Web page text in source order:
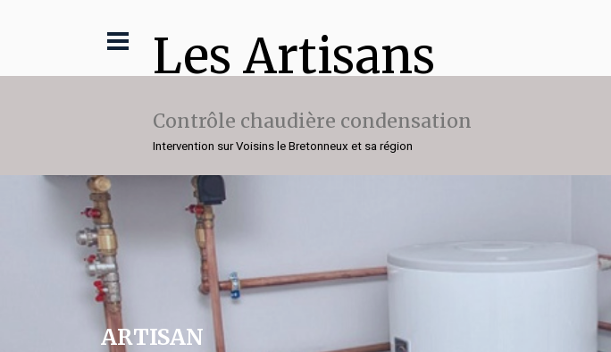
Les Artisans
Contrôle chaudière condensation
Intervention sur Voisins le Bretonneux et sa région
ARTISAN